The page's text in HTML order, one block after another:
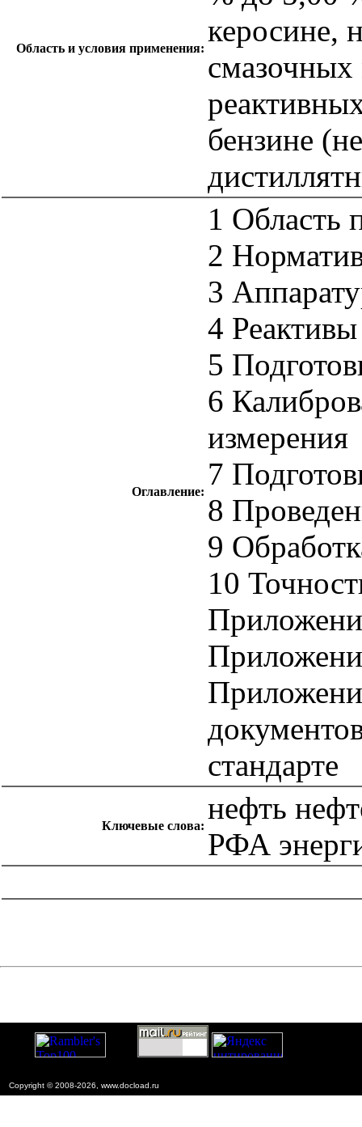
Область и условия применения:
керосине,
смазочных
бензине
Оглавление:
1 Область
2
3
4
5
6
измерения
7
8
9
10
стандарте
Ключевые слова:
нефть
РФА
Copyright © 2008-2026, www.docload.ru